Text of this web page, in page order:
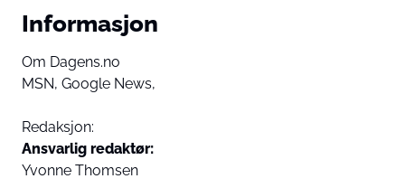
Informasjon
Om Dagens.no
MSN, Google News,
Redaksjon:
Ansvarlig redaktør:
Yvonne Thomsen